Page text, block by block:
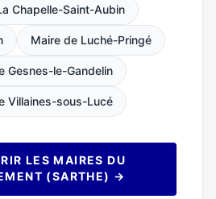
Chapelle-Saint-Aubin
Maire de Luché-Pringé
Gesnes-le-Gandelin
Villaines-sous-Lucé
LES MAIRES DU
(SARTHE) →